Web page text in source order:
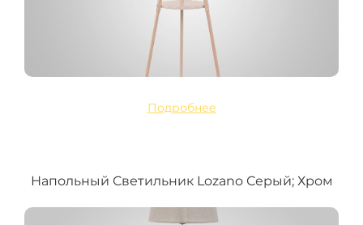
Подробнее
Напольный Светильник Lozano Серый; Хром